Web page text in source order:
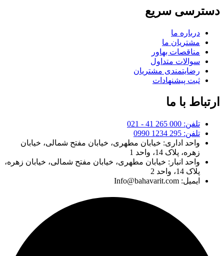
دسترسی سریع
درباره ما
مشتریان ما
مناقصات بهاور
سوالات متداول
رضایتمندی مشتریان
ثبت پیشنهادات
ارتباط با ما
تلفن: 000 265 41 - 021
تلفن: 295 1234 0990
واحد اداری: خیابان مطهری، خیابان مفتح شمالی، خیابان
زهره، پلاک 14، واحد 1
واحد انبار: خیابان مطهری، خیابان مفتح شمالی، خیابان زهره،
پلاک 14، واحد 2
ایمیل: Info@bahavarit.com